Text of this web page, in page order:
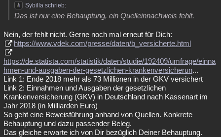
Sybilla schrieb:
Das ist nur eine Behauptung, ein Quelleinnachweis fehlt.
Nein, der fehlt nicht. Gerne noch mal erneut für Dich:
https://www.vdek.com/presse/daten/b_versicherte.html
https://de.statista.com/statistik/daten/studie/192409/umfrage/einna
hmen-und-ausgaben-der-gesetzlichen-krankenversicherun...
Link 1: Ende 2018 mehr als 73 Millionen in der GKV versichert
Link 2: Einnahmen und Ausgaben der gesetzlichen
Krankenversicherung (GKV) in Deutschland nach Kassenart im
Jahr 2018 (in Milliarden Euro)
So geht eine Beweisführung anhand von Quellen. Konkrete
Behauptung und dazu passender Beleg.
Das gleiche erwarte ich von Dir bezüglich Deiner Behauptung.